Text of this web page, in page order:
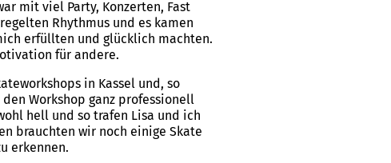
mit viel Party, Konzerten, Fast
Rhythmus und es kamen
erfüllten und glücklich machten.
für andere.
in Kassel und, so
Workshop ganz professionell
hell und so trafen Lisa und ich
brauchten wir noch einige Skate
erkennen.